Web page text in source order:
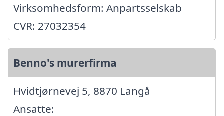
Virksomhedsform: Anpartsselskab
CVR: 27032354
Benno's murerfirma
Hvidtjørnevej 5, 8870 Langå
Ansatte: